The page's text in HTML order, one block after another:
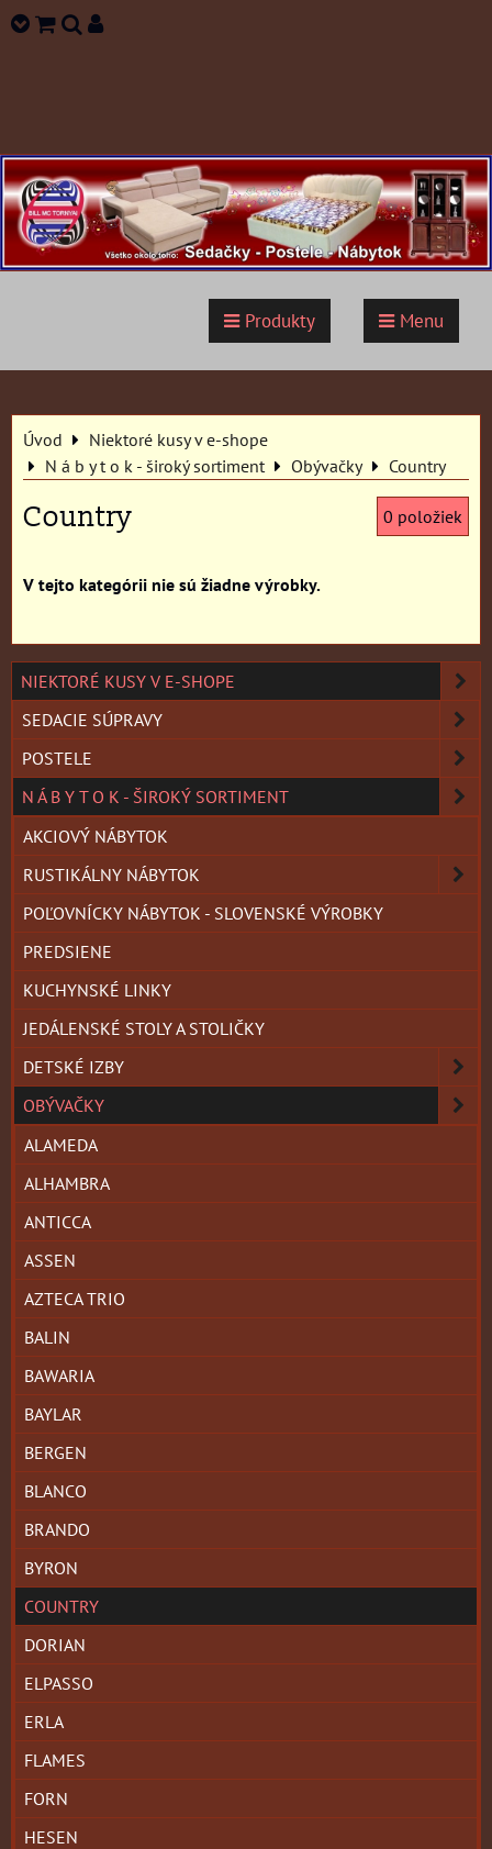
Produkty Menu
Úvod
Niektoré kusy v e-shope
N á b y t o k - široký sortiment
Obývačky Country
Country 0 položiek
NIEKTORÉ KUSY V E-SHOPE
SEDACIE SÚPRAVY
POSTELE
N Á B Y T O K - ŠIROKÝ SORTIMENT
AKCIOVÝ NÁBYTOK
RUSTIKÁLNY NÁBYTOK
POĽOVNÍCKY NÁBYTOK - SLOVENSKÉ VÝROBKY
PREDSIENE
KUCHYNSKÉ LINKY
JEDÁLENSKÉ STOLY A STOLIČKY
DETSKÉ IZBY
OBÝVAČKY
ALAMEDA
ALHAMBRA
ANTICCA
ASSEN
AZTECA TRIO
BALIN
BAWARIA
BAYLAR
BERGEN
BLANCO
BRANDO
BYRON
COUNTRY
DORIAN
ELPASSO
ERLA
FLAMES
FORN
HESEN